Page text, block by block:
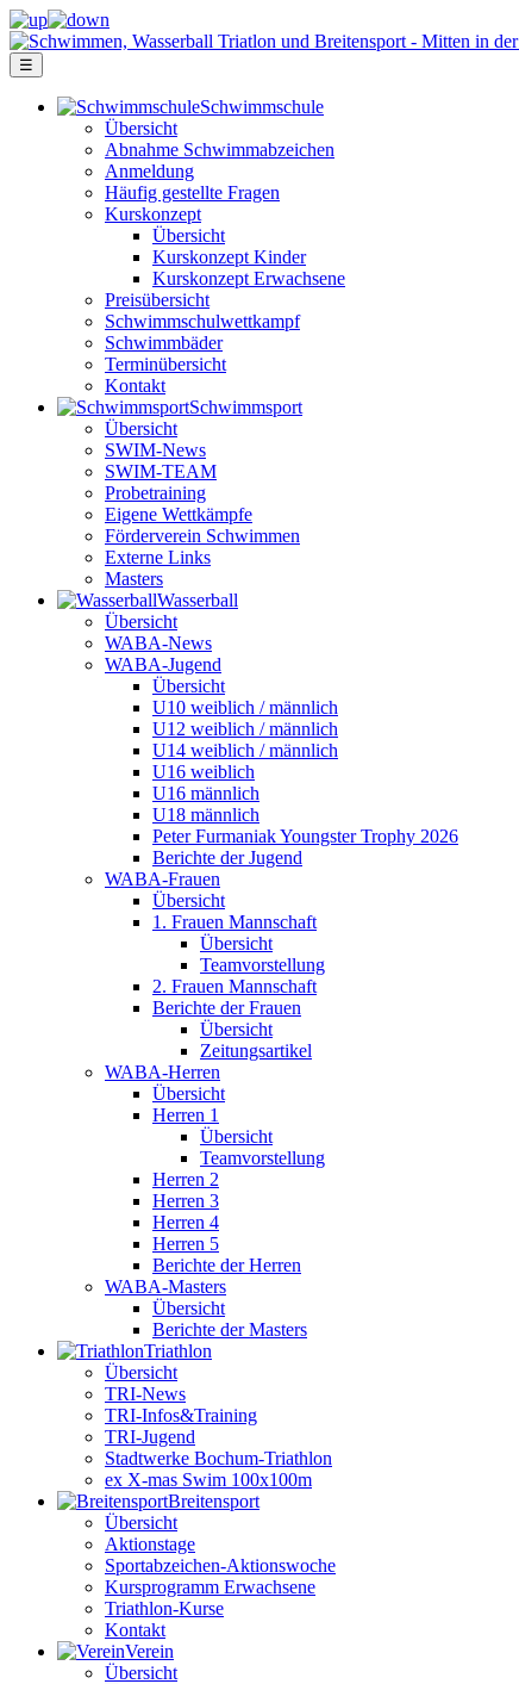
☰
Schwimm­schule
Übersicht
Ab­nah­me Schwimm­ab­zei­chen
Anmeldung
Häufig gestellte Fragen
Kurs­konzept
Übersicht
Kurskonzept Kinder
Kurskonzept Erwachsene
Preis­über­sicht
Schwimm­schul­wett­kampf
Schwimm­bäder
Terminübersicht
Kontakt
Schwimm­sport
Übersicht
SWIM-News
SWIM-TEAM
Probe­training
Eigene Wettkämpfe
Förderverein Schwimmen
Externe Links
Masters
Wasser­ball
Übersicht
WABA-News
WABA-Jugend
Übersicht
U10 weiblich / männlich
U12 weiblich / männlich
U14 weiblich / männlich
U16 weiblich
U16 männlich
U18 männlich
Peter Furmaniak Youngster Trophy 2026
Berichte der Jugend
WABA-Frauen
Übersicht
1. Frauen Mannschaft
Übersicht
Teamvorstellung
2. Frauen Mannschaft
Berichte der Frauen
Übersicht
Zeitungsartikel
WABA-Herren
Übersicht
Herren 1
Übersicht
Teamvorstellung
Herren 2
Herren 3
Herren 4
Herren 5
Berichte der Herren
WABA-Masters
Übersicht
Berichte der Masters
Triathlon
Übersicht
TRI-News
TRI-Infos&Training
TRI-Jugend
Stadtwerke Bochum-Triathlon
ex X-mas Swim 100x100m
Breiten­sport
Übersicht
Aktionstage
Sportabzeichen-Aktionswoche
Kursprogramm Erwachsene
Triathlon-Kurse
Kontakt
Verein
Übersicht